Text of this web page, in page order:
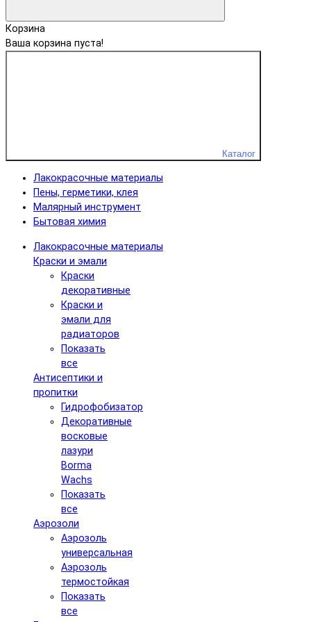
Корзина
Ваша корзина пуста!
Каталог
Лакокрасочные материалы
Пены, герметики, клея
Малярный инструмент
Бытовая химия
Лакокрасочные материалы
Краски и эмали
Краски
декоративные
Краски и
эмали для
радиаторов
Показать
все
Антисептики и
пропитки
Гидрофобизатор
Декоративные
восковые
лазури
Borma
Wachs
Показать
все
Аэрозоли
Аэрозоль
универсальная
Аэрозоль
термостойкая
Показать
все